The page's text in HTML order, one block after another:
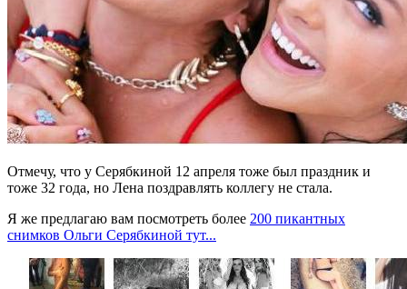
Отмечу, что у Серябкиной 12 апреля тоже был праздник и
тоже 32 года, но Лена поздравлять коллегу не стала.
Я же предлагаю вам посмотреть более 200 пикантных
снимков Ольги Серябкиной тут...